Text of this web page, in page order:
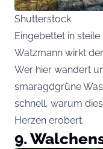
Shutterstock
Eingebettet in
Watzmann wirkt
Wer hier wandert
smaragdgrüne
schnell, warum
Herzen erobert.
9.